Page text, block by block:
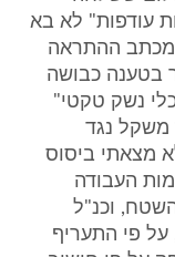
עודפות" לא בא
ההתראה
בטענה כבושה
נשק טקטי"
משקל נגד
מצאתי ביסוס
העבודה
וכנ"ל
על פי התעריף